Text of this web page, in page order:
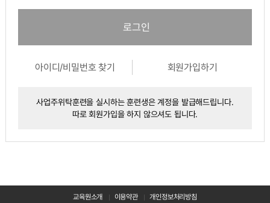
로그인
아이디/비밀번호 찾기 회원가입하기
사업주위탁훈련을 실시하는 훈련생은 계정을 발급해드립니다.
따로 회원가입을 하지 않으셔도 됩니다.
교육원소개 이용약관 개인정보처리방침